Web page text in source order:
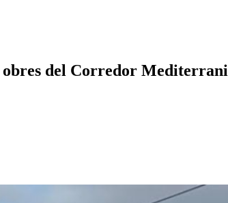
obres del Corredor Mediterrani